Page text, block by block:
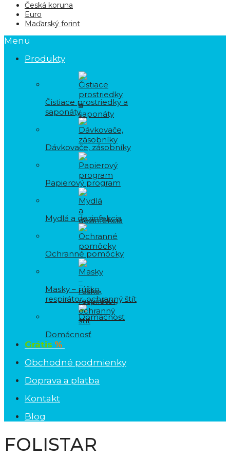
Česká koruna
Euro
Maďarský forint
Menu
Produkty
Čistiace prostriedky a
saponáty
Dávkovače, zásobníky
Papierový program
Mydlá a dezinfekcia
Ochranné pomôcky
Masky – rúško,
respirátor, ochranný štít
Domácnosť
Grátis %
Obchodné podmienky
Doprava a platba
Kontakt
Blog
FOLISTAR